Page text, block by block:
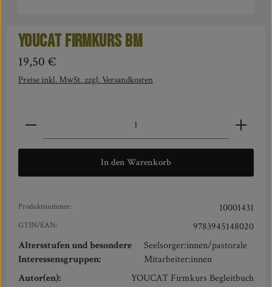
YOUCAT Firmkurs BM
Regulärer Preis:
19,50 €
Preise inkl. MwSt. zzgl. Versandkosten
Produkt Anzahl: Gib den gewünschten Wert ein oder
In den Warenkorb
Produktnummer: 10001431
GTIN/EAN:
9783945148020
Altersstufen und besondere
Interessensgruppen:
Seelsorger:innen/pastorale
Mitarbeiter:innen
Autor(en):
YOUCAT Firmkurs Begleitbuch